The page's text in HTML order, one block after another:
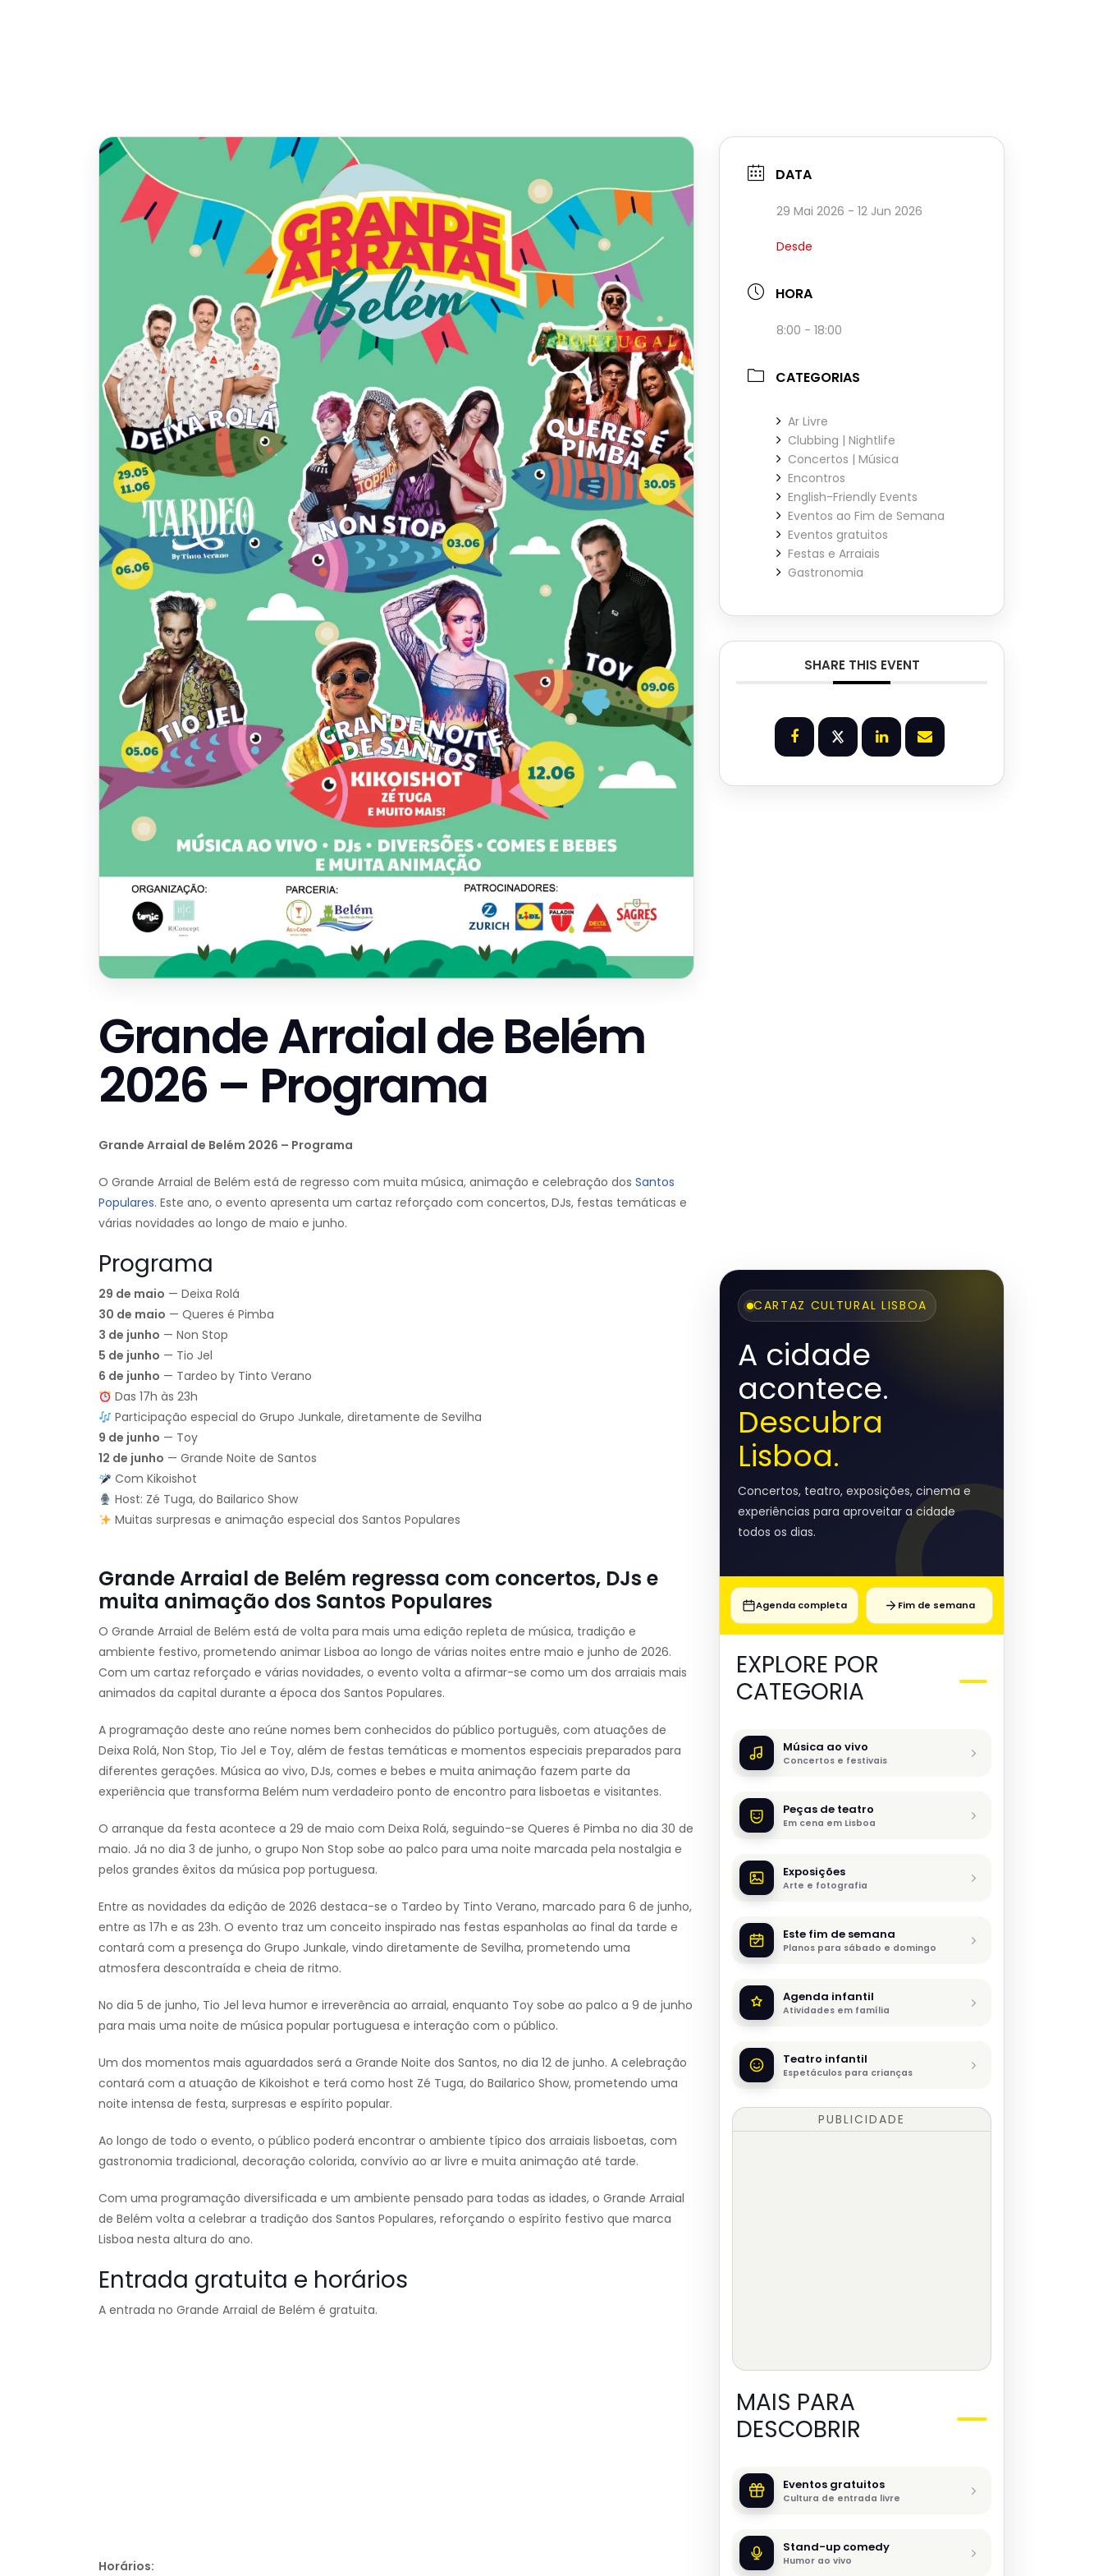
Grande Arraial de Belém
2026 – Programa
Grande Arraial de Belém 2026 – Programa
O Grande Arraial de Belém está de regresso com muita música, animação e celebração dos Santos
Populares. Este ano, o evento apresenta um cartaz reforçado com concertos, DJs, festas temáticas e
várias novidades ao longo de maio e junho.
Programa
29 de maio — Deixa Rolá
30 de maio — Queres é Pimba
3 de junho — Non Stop
5 de junho — Tio Jel
6 de junho — Tardeo by Tinto Verano
Das 17h às 23h
Participação especial do Grupo Junkale, diretamente de Sevilha
9 de junho — Toy
12 de junho — Grande Noite de Santos
Com Kikoishot
Host: Zé Tuga, do Bailarico Show
Muitas surpresas e animação especial dos Santos Populares
Grande Arraial de Belém regressa com concertos, DJs e
muita animação dos Santos Populares
O Grande Arraial de Belém está de volta para mais uma edição repleta de música, tradição e
ambiente festivo, prometendo animar Lisboa ao longo de várias noites entre maio e junho de 2026.
Com um cartaz reforçado e várias novidades, o evento volta a afirmar-se como um dos arraiais mais
animados da capital durante a época dos Santos Populares.
A programação deste ano reúne nomes bem conhecidos do público português, com atuações de
Deixa Rolá, Non Stop, Tio Jel e Toy, além de festas temáticas e momentos especiais preparados para
diferentes gerações. Música ao vivo, DJs, comes e bebes e muita animação fazem parte da
experiência que transforma Belém num verdadeiro ponto de encontro para lisboetas e visitantes.
O arranque da festa acontece a 29 de maio com Deixa Rolá, seguindo-se Queres é Pimba no dia 30 de
maio. Já no dia 3 de junho, o grupo Non Stop sobe ao palco para uma noite marcada pela nostalgia e
pelos grandes êxitos da música pop portuguesa.
Entre as novidades da edição de 2026 destaca-se o Tardeo by Tinto Verano, marcado para 6 de junho,
entre as 17h e as 23h. O evento traz um conceito inspirado nas festas espanholas ao final da tarde e
contará com a presença do Grupo Junkale, vindo diretamente de Sevilha, prometendo uma
atmosfera descontraída e cheia de ritmo.
No dia 5 de junho, Tio Jel leva humor e irreverência ao arraial, enquanto Toy sobe ao palco a 9 de junho
para mais uma noite de música popular portuguesa e interação com o público.
Um dos momentos mais aguardados será a Grande Noite dos Santos, no dia 12 de junho. A celebração
contará com a atuação de Kikoishot e terá como host Zé Tuga, do Bailarico Show, prometendo uma
noite intensa de festa, surpresas e espírito popular.
Ao longo de todo o evento, o público poderá encontrar o ambiente típico dos arraiais lisboetas, com
gastronomia tradicional, decoração colorida, convívio ao ar livre e muita animação até tarde.
Com uma programação diversificada e um ambiente pensado para todas as idades, o Grande Arraial
de Belém volta a celebrar a tradição dos Santos Populares, reforçando o espírito festivo que marca
Lisboa nesta altura do ano.
Entrada gratuita e horários
A entrada no Grande Arraial de Belém é gratuita.
Horários:
DATA
29 Mai 2026 - 12 Jun 2026
Desde
HORA
8:00 - 18:00
CATEGORIAS
Ar Livre
Clubbing | Nightlife
Concertos | Música
Encontros
English-Friendly Events
Eventos ao Fim de Semana
Eventos gratuitos
Festas e Arraiais
Gastronomia
SHARE THIS EVENT
CARTAZ CULTURAL LISBOA
A cidade
acontece.
Descubra
Lisboa.
Concertos, teatro, exposições, cinema e
experiências para aproveitar a cidade
todos os dias.
Agenda completa Fim de semana
EXPLORE POR
CATEGORIA
Música ao vivo
Concertos e festivais
Peças de teatro
Em cena em Lisboa
Exposições
Arte e fotografia
Este fim de semana
Planos para sábado e domingo
Agenda infantil
Atividades em família
Teatro infantil
Espetáculos para crianças
PUBLICIDADE
MAIS PARA
DESCOBRIR
Eventos gratuitos
Cultura de entrada livre
Stand-up comedy
Humor ao vivo